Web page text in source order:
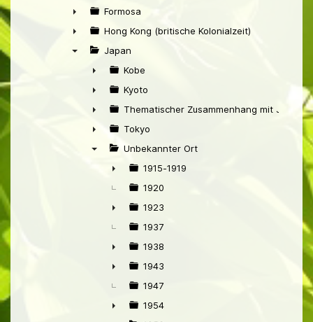
►
►
Formosa
►
Hong Kong (britische Kolonialzeit)
Japan
►
Kobe
►
Kyoto
►
Thematischer Zusammenhang mit Japan
►
Tokyo
Unbekannter Ort
►
1915-1919
1920
►
1923
1937
►
1938
►
1943
1947
1954